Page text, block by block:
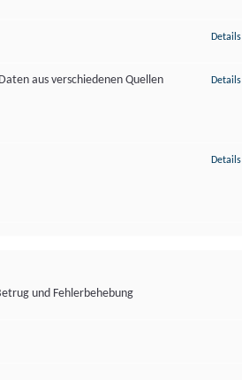
Details
aus verschiedenen Quellen
Details
Details
und Fehlerbehebung